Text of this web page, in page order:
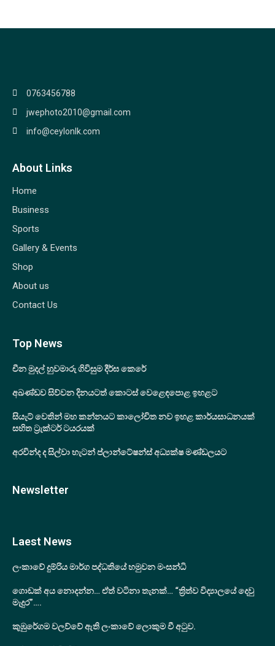
0763456788
jwephoto2010@gmail.com
info@ceylonlk.com
About Links
Home
Business
Sports
Gallery & Events
Shop
About us
Contact Us
Top News
චීන මුදල් හුවමාරු ගිවිසුම දීර්ඝ කෙරේ
අඛණ්ඩව සිව්වන දිනයටත් කොටස් වෙළෙඳපොළ ඉහළට
සියැට් වෙතින් මහ කන්නයට කාලෝචිත නව ඉහළ කාර්යසාධනයක්
සහිත ට්‍රැක්ටර් ටයරයක්
අරවින්ද ද සිල්වා හැටන් ප්ලාන්ටේෂන්ස් අධ්‍යක්ෂ මණ්ඩලයට
Newsletter
Laest News
ලංකාවේ දුම්රිය මාර්ග පද්ධතියේ හමුවන මංසන්ධි
ගොඩක් අය නොදන්න… ඒත් වටිනා තැනක්… “ත්‍රිත්ව විද්‍යාලයේ දෙවු
මැදුර”….
කුඹුරේගම වලව්වේ ඇති ලංකාවේ ලොකුම වී අටුව.